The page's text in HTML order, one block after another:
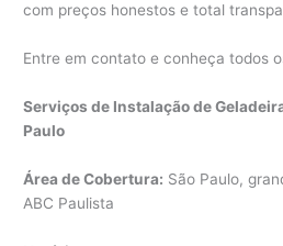
com preços honestos e total
Entre em contato e conheça todos
Serviços de Instalação de
Paulo
Área de Cobertura: São Paulo,
ABC Paulista